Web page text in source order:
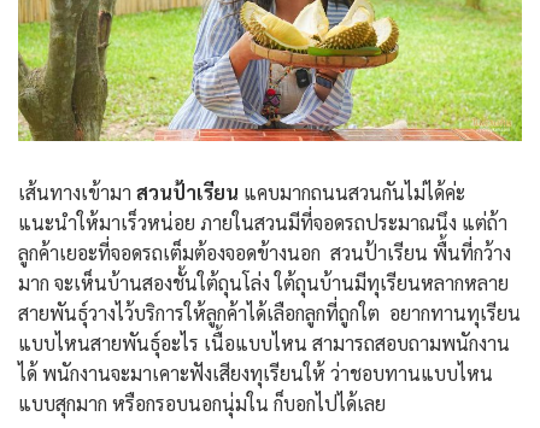
เส้นทางเข้ามา สวนป้าเรียน แคบมากถนนสวนกันไม่ได้ค่ะ
แนะนำให้มาเร็วหน่อย ภายในสวนมีที่จอดรถประมาณนึง แต่ถ้า
ลูกค้าเยอะที่จอดรถเต็มต้องจอดข้างนอก สวนป้าเรียน พื้นที่กว้าง
มาก จะเห็นบ้านสองชั้นใต้ถุนโล่ง ใต้ถุนบ้านมีทุเรียนหลากหลาย
สายพันธุ์วางไว้บริการให้ลูกค้าได้เลือกลูกที่ถูกใต อยากทานทุเรียน
แบบไหนสายพันธุ์อะไร เนื้อแบบไหน สามารถสอบถามพนักงาน
ได้ พนักงานจะมาเคาะฟังเสียงทุเรียนให้ ว่าชอบทานแบบไหน
แบบสุกมาก หรือกรอบนอกนุ่มใน ก็บอกไปได้เลย